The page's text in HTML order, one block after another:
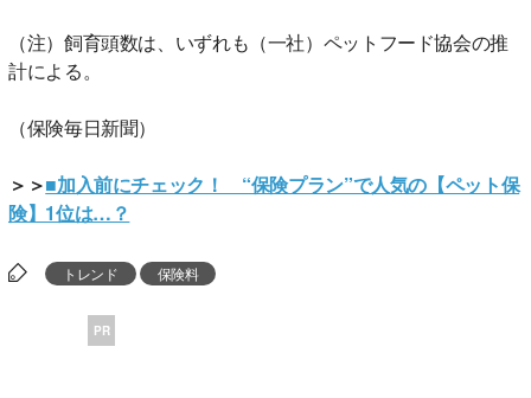
（注）飼育頭数は、いずれも（一社）ペットフード協会の推
計による。
（保険毎日新聞）
＞＞■加入前にチェック！ “保険プラン”で人気の【ペット保
険】1位は…？
トレンド 保険料
PR